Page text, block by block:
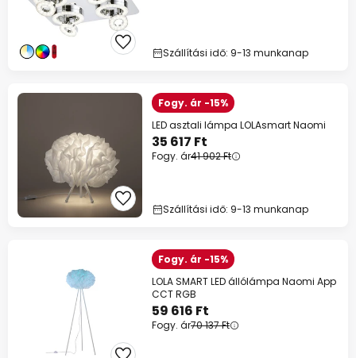
Szállítási idő: 9-13 munkanap
Fogy. ár -15%
LED asztali lámpa LOLAsmart Naomi
35 617 Ft
Fogy. ár41 902 Ft
Szállítási idő: 9-13 munkanap
Fogy. ár -15%
LOLA SMART LED állólámpa Naomi App
CCT RGB
59 616 Ft
Fogy. ár70 137 Ft